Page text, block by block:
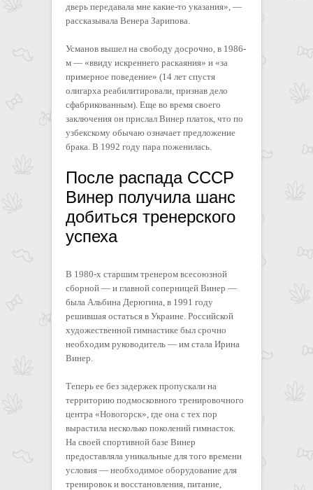
дверь передавала мне какие-то указания», —
рассказывала Венера Зарипова.
Усманов вышел на свободу досрочно, в 1986-
м — «ввиду искреннего раскаяния» и «за
примерное поведение» (14 лет спустя
олигарха реабилитировали, признав дело
сфабрикованным). Еще во время своего
заключения он прислал Винер платок, что по
узбекскому обычаю означает предложение
брака. В 1992 году пара поженилась.
После распада СССР
Винер получила шанс
добиться тренерского
успеха
В 1980-х старшим тренером всесоюзной
сборной — и главной соперницей Винер —
была Альбина Дерюгина, в 1991 году
решившая остаться в Украине. Российской
художественной гимнастике был срочно
необходим руководитель — им стала Ирина
Винер.
Теперь ее без задержек пропускали на
территорию подмосковного тренировочного
центра «Новогорск», где она с тех пор
вырастила несколько поколений гимнасток.
На своей спортивной базе Винер
предоставляла уникальные для того времени
условия — необходимое оборудование для
тренировок и восстановления, питание,